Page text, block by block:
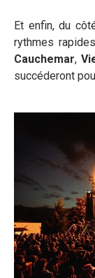
Et enfin, du
rythmes
Cauchemar,
succéderont